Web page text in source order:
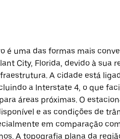
é uma das formas mais
City, Florida, devido à sua
A cidade está
a Interstate 4, o que
áreas próximas. O
e as condições de
em comparação
A topografia plana da